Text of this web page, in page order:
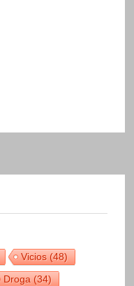
Vicios(48)
Droga(34)